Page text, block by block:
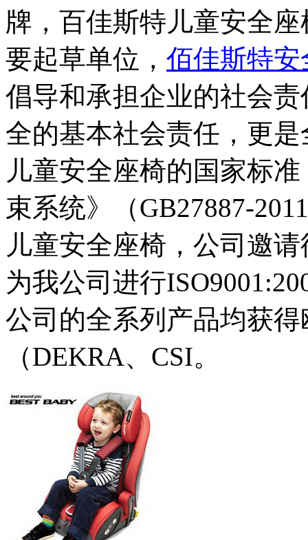
牌，百佳斯特儿童安全
要起草单位， 佰佳斯特安
倡导和承担企业的社会
全的基本社会责任，更
儿童安全座椅的国家标
束系统》（GB27887-
儿童安全座椅，公司邀
为我公司进行
公司的全系列产品均获
（DEKRA、CSI。